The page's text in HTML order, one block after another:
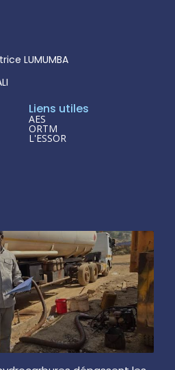
LUMUMBA
Liens utiles
AES
ORTM
L'ESSOR